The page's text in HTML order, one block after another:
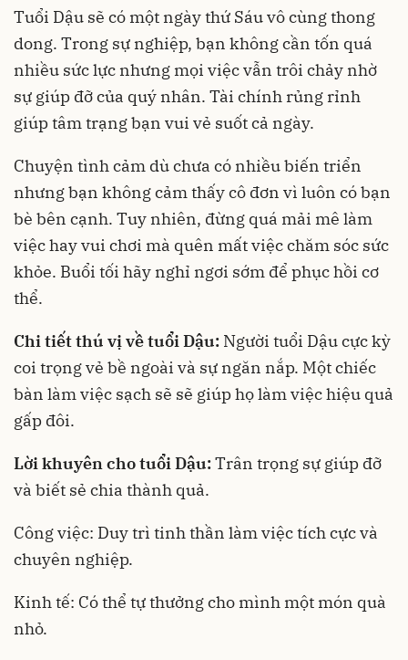
Tuổi Dậu sẽ có một ngày thứ Sáu vô cùng thong
dong. Trong sự nghiệp, bạn không cần tốn quá
nhiều sức lực nhưng mọi việc vẫn trôi chảy nhờ
sự giúp đỡ của quý nhân. Tài chính rủng rỉnh
giúp tâm trạng bạn vui vẻ suốt cả ngày.
Chuyện tình cảm dù chưa có nhiều biến triển
nhưng bạn không cảm thấy cô đơn vì luôn có bạn
bè bên cạnh. Tuy nhiên, đừng quá mải mê làm
việc hay vui chơi mà quên mất việc chăm sóc sức
khỏe. Buổi tối hãy nghỉ ngơi sớm để phục hồi cơ
thể.
Chi tiết thú vị về tuổi Dậu: Người tuổi Dậu cực kỳ
coi trọng vẻ bề ngoài và sự ngăn nắp. Một chiếc
bàn làm việc sạch sẽ sẽ giúp họ làm việc hiệu quả
gấp đôi.
Lời khuyên cho tuổi Dậu:Trân trọng sự giúp đỡ
và biết sẻ chia thành quả.
Công việc: Duy trì tinh thần làm việc tích cực và
chuyên nghiệp.
Kinh tế: Có thể tự thưởng cho mình một món quà
nhỏ.